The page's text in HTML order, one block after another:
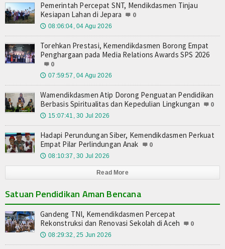
Pemerintah Percepat SNT, Mendikdasmen Tinjau
Kesiapan Lahan di Jepara
0
🕔 08:06:04, 04 Agu 2026
Torehkan Prestasi, Kemendikdasmen Borong Empat
Penghargaan pada Media Relations Awards SPS 2026
0
🕔 07:59:57, 04 Agu 2026
Wamendikdasmen Atip Dorong Penguatan Pendidikan
Berbasis Spiritualitas dan Kepedulian Lingkungan
0
🕔 15:07:41, 30 Jul 2026
Hadapi Perundungan Siber, Kemendikdasmen Perkuat
Empat Pilar Perlindungan Anak
0
🕔 08:10:37, 30 Jul 2026
Read More
Satuan Pendidikan Aman Bencana
Gandeng TNI, Kemendikdasmen Percepat
Rekonstruksi dan Renovasi Sekolah di Aceh
0
🕔 08:29:32, 25 Jun 2026